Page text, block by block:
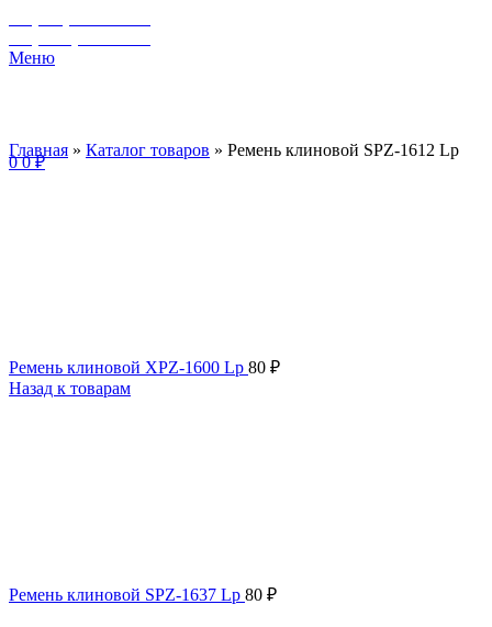
Меню
00₽
Главная » Каталог товаров » Ремень клиновой SPZ-1612 Lp
Ремень клиновой XPZ-1600 Lp 80 ₽
Назад к товарам
Ремень клиновой SPZ-1637 Lp 80 ₽